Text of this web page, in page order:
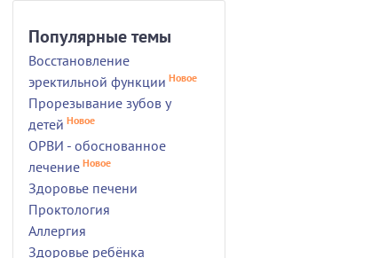
Популярные темы
Восстановление
эректильной функции Новое
Прорезывание зубов у
детей Новое
ОРВИ - обоснованное
лечение Новое
Здоровье печени
Проктология
Аллергия
Здоровье ребёнка